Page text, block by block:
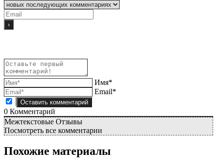
Имя*
Email*
0 Комментарий
Межтекстовые Отзывы
Посмотреть все комментарии
Похожие материалы